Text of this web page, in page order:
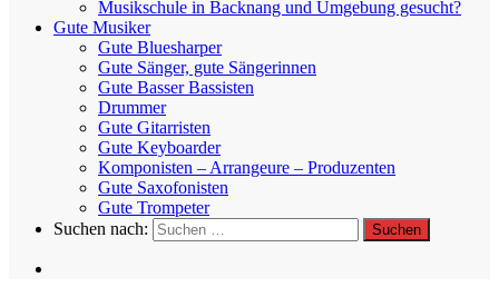
Musikschule in Backnang und Umgebung gesucht?
Gute Musiker
Gute Bluesharper
Gute Sänger, gute Sängerinnen
Gute Basser Bassisten
Drummer
Gute Gitarristen
Gute Keyboarder
Komponisten – Arrangeure – Produzenten
Gute Saxofonisten
Gute Trompeter
Suchen nach: